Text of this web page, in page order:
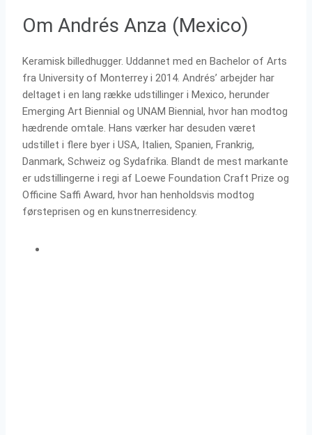
Om Andrés Anza (Mexico)
Keramisk billedhugger. Uddannet med en Bachelor of Arts
fra University of Monterrey i 2014. Andrés’ arbejder har
deltaget i en lang række udstillinger i Mexico, herunder
Emerging Art Biennial og UNAM Biennial, hvor han modtog
hædrende omtale. Hans værker har desuden været
udstillet i flere byer i USA, Italien, Spanien, Frankrig,
Danmark, Schweiz og Sydafrika. Blandt de mest markante
er udstillingerne i regi af Loewe Foundation Craft Prize og
Officine Saffi Award, hvor han henholdsvis modtog
førsteprisen og en kunstnerresidency.